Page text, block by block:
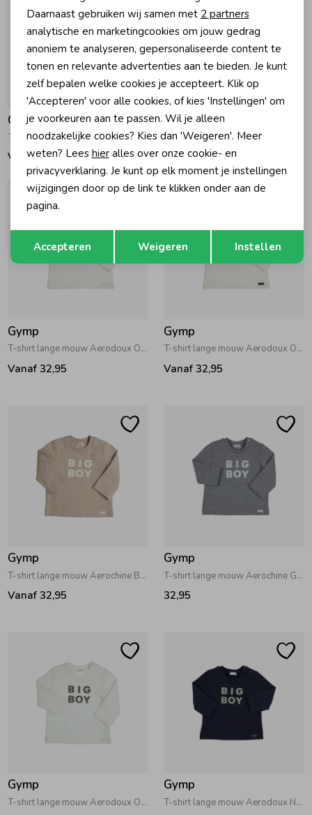
Gymp
T-shirt lange mouw Aerodoux Off White
Vanaf 32,95
Gymp
Vanaf 32,95
Gymp
T-shirt lange mouw Aerodoux Off White - Brown
Vanaf 32,95
Gymp
T-shirt lange mouw Aerodoux Off White - Navy
Vanaf 32,95
Gymp
T-shirt lange mouw Aerochine Beige
Vanaf 32,95
Gymp
T-shirt lange mouw Aerochine Grey Melange
32,95
Gymp
T-shirt lange mouw Aerodoux Off White
Gymp
T-shirt lange mouw Aerodoux Navy
Marketing cookies
Opslaan
Daarnaast gebruiken wij samen met 2 partners
analytische en marketingcookies om jouw gedrag
anoniem te analyseren, gepersonaliseerde content te
tonen en relevante advertenties aan te bieden. Je kunt
zelf bepalen welke cookies je accepteert. Klik op
'Accepteren' voor alle cookies, of kies 'Instellingen' om
je voorkeuren aan te passen. Wil je alleen
noodzakelijke cookies? Kies dan 'Weigeren'. Meer
weten? Lees hieralles over onze cookie- en
privacyverklaring. Je kunt op elk moment je instellingen
wijzigingen door op de link te klikken onder aan de
pagina.
Accepteren Weigeren Instellen